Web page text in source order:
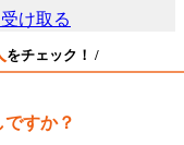
をチェック！ /
すか？